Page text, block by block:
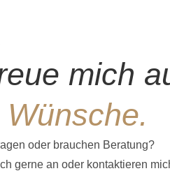
mich
oder brauchen Beratung?
gerne an oder kontaktieren